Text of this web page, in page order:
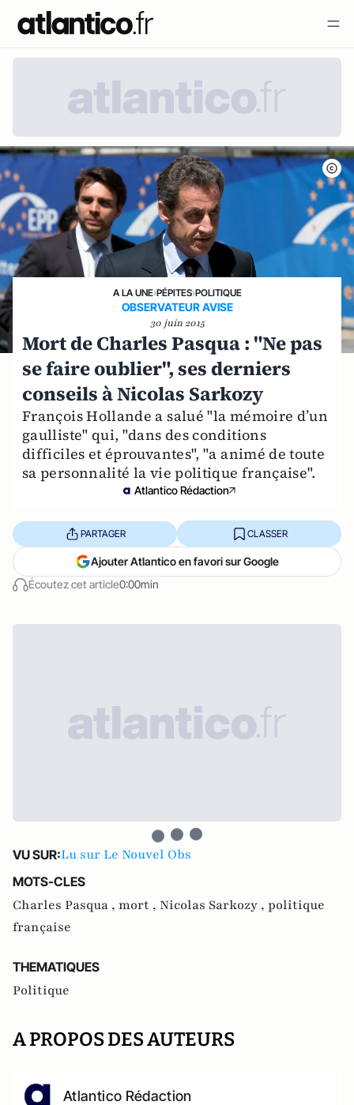
A LA UNE›PÉPITES›POLITIQUE
OBSERVATEUR AVISE
30 juin 2015
Mort de Charles Pasqua : "Ne pas
se faire oublier", ses derniers
conseils à Nicolas Sarkozy
François Hollande a salué "la mémoire d’un
gaulliste" qui, "dans des conditions
difficiles et éprouvantes", "a animé de toute
sa personnalité la vie politique française".
Atlantico Rédaction
Écoutez cet article0:00min
PARTAGER CLASSER
Ajouter Atlantico en favori sur Google
VU SUR:Lu sur Le Nouvel Obs
MOTS-CLES
Charles Pasqua , mort , Nicolas Sarkozy , politique
française
THEMATIQUES
Politique
A PROPOS DES AUTEURS
Atlantico Rédaction